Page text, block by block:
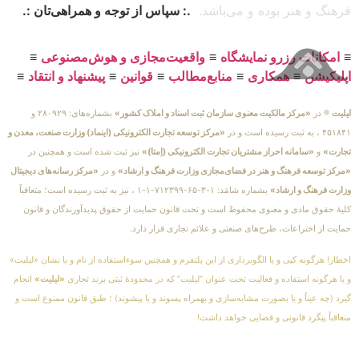
فرهنگ و هنر بوده و می‌باشد. .: سپاس از توجه و همراهی‌تان :.
≡ امکانات رزرو نمایشگاه ≡ واقعیت‌مجازی و هوش‌مصنوعی ≡
اپلیکیشن≡همکاری ≡ منابع‌مطالب ≡ قوانین ≡ پیشنهاد و انتقاد ≡
لیلیت ® در «مرکز مالکیت معنوی سازمان ثبت اسناد و املاک کشور»
بشماره‌های: ۲۸۰۹۲۹ و
۴۵۱۸۴۱ ، به ثبت رسیده است و در
«مرکز توسعه تجارت الکترونیکی (اینماد) وزارت صنعت، معدن و
تجارت» و «سامانه احراز مشتریان تجارت الکترونیکی (اِمتا)» نیز ثبت شده است و همچنین در
«مرکز توسعه فرهنگ و هنر در فضای‌مجازی وزارت فرهنگ و ارشاد» و در «مرکز رسانه‌های دیجیتال
وزارت فرهنگ و ارشاد»
بشماره شامَد: ۱-۳-۶۵-۷۱۲۳۹۹-۱-۱ ، نیز به ثبت رسیده است؛ متعاقباً
کلیهٔ حقوق مادی و معنوی محفوظ است و تحت قانون حمایت از حقوق پدیدآورندگان و قانون
حمایت از اختراعات، طرح‌های صنعتی و علائم تجاری قرار دارد.
اخطار! هرگونه کپی و یا الگوبرداری از این پلتفرم و همچنین سوءاستفاده از نام و یا نشان «لیلیت»
و یا هرگونه استفاده و فعالیت تحت عنوان “لیلیت” که در محدودهٔ ثبتی برند تجاری «لیلیت» انجام
گیرد (چه عیناً و یا بصورت مشابه‌سازی و بهمراه پسوند و یا پیشوند) ؛ طبق قانون ممنوع است و
متعاقباً پیگرد قانونی و قضایی خواهد داشت!